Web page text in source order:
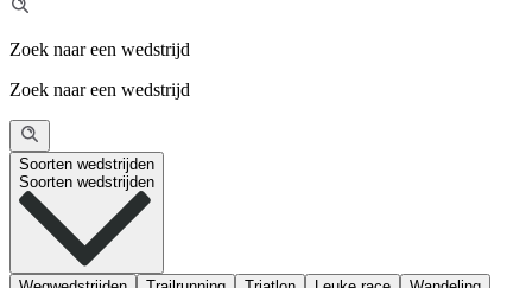
Zoek naar een wedstrijd
Zoek naar een wedstrijd
Soorten wedstrijden
Soorten wedstrijden